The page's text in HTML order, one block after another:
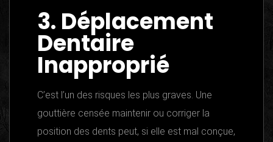
3. Déplacement
Dentaire
Inapproprié
C’est l’un des risques les plus graves. Une
gouttière censée maintenir ou corriger la
position des dents peut, si elle est mal conçue,